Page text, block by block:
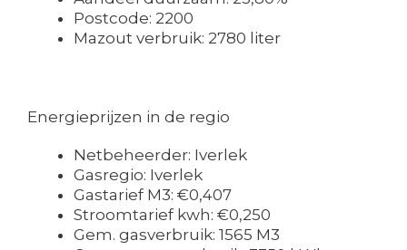
Postcode: 2200
Mazout verbruik: 2780 liter
Energieprijzen in de regio
Netbeheerder: Iverlek
Gasregio: Iverlek
Gastarief M3: €0,407
Stroomtarief kwh: €0,250
Gem. gasverbruik: 1565 M3